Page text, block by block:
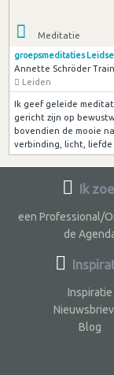
Meditatie
groepsmeditaties
Annette Schröder
Leiden
Ik geef geleide
gericht zijn op
bovendien de mooie
verbinding, licht, liefde
Ik
een Professional/
de
Inspiratie
Blog